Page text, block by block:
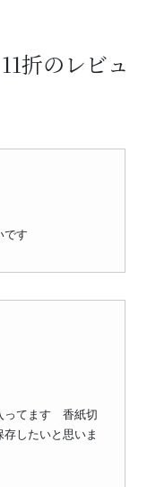
折のレビュ
です
ってます 香紙切
したいと思いま